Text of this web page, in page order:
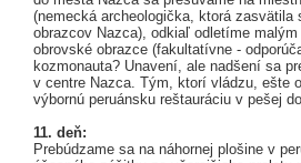
(nemecká archeologička, ktorá zasvätila
obrazcov Nazca), odkiaľ odletíme malým
obrovské obrazce (fakultatívne -
kozmonauta? Unavení, ale nadšení sa
v centre Nazca. Tým, ktorí vládzu, ešte
výbornú peruánsku reštauráciu v pešej
11. deň:
Prebúdzame sa na náhornej plošine v